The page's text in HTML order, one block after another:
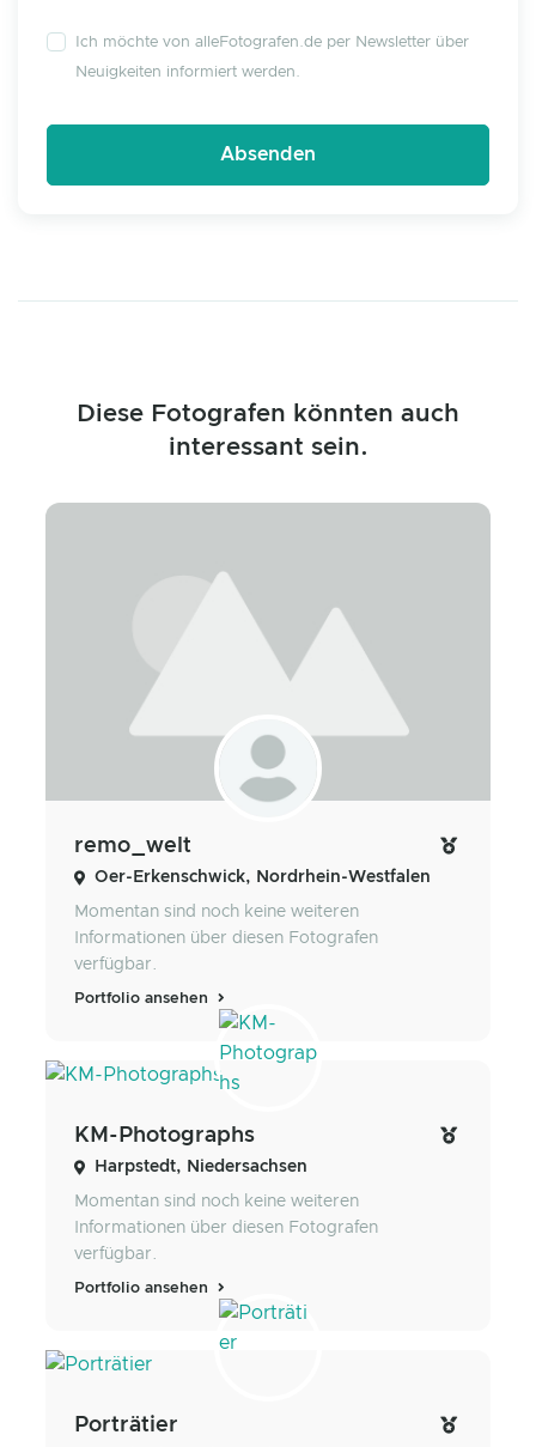
Ich möchte von alleFotografen.de per Newsletter über
Neuigkeiten informiert werden.
Diese Fotografen könnten auch
interessant sein.
remo_welt
Oer-Erkenschwick, Nordrhein-Westfalen
Momentan sind noch keine weiteren
Informationen über diesen Fotografen
verfügbar.
Portfolio ansehen
KM-Photographs
Harpstedt, Niedersachsen
Momentan sind noch keine weiteren
Informationen über diesen Fotografen
verfügbar.
Portfolio ansehen
Porträtier